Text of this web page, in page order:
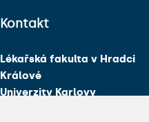
Kontakt
Lékařská fakulta v Hradci
Králové
Univerzity Karlovy